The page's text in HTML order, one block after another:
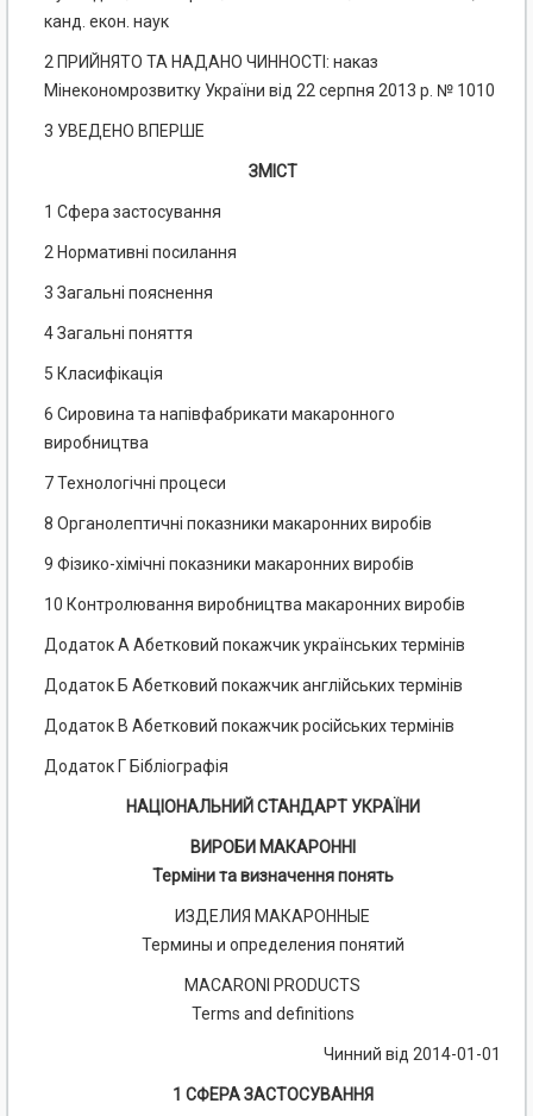
канд. екон. наук
2 ПРИЙНЯТО ТА НАДАНО ЧИННОСТІ: наказ
Мінекономрозвитку України від 22 серпня 2013 р. № 1010
3 УВЕДЕНО ВПЕРШЕ
ЗМІСТ
1 Сфера застосування
2 Нормативні посилання
3 Загальні пояснення
4 Загальні поняття
5 Класифікація
6 Сировина та напівфабрикати макаронного
виробництва
7 Технологічні процеси
8 Органолептичні показники макаронних виробів
9 Фізико-хімічні показники макаронних виробів
10 Контролювання виробництва макаронних виробів
Додаток А Абетковий покажчик українських термінів
Додаток Б Абетковий покажчик англійських термінів
Додаток В Абетковий покажчик російських термінів
Додаток Г Бібліографія
НАЦІОНАЛЬНИЙ СТАНДАРТ УКРАЇНИ
ВИРОБИ МАКАРОННІ
Терміни та визначення понять
ИЗДЕЛИЯ МАКАРОННЫЕ
Термины и определения понятий
MACARONI PRODUCTS
Terms and definitions
Чинний від 2014-01-01
1 СФЕРА ЗАСТОСУВАННЯ